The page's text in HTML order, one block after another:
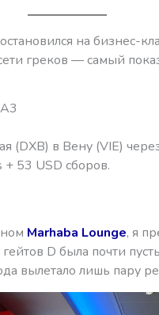
на бизнес-
греков — самый
(DXB) в Вену (VIE)
53 USD сборов.
Marhaba Lounge, я
D была почти
вылетало лишь пару